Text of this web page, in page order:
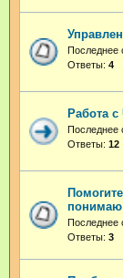
Последнее
Ответы: 4
Работа с
Последнее
Ответы: 12
Последнее
Ответы: 3